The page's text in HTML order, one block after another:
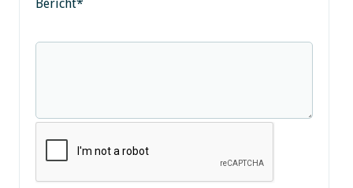
Bericht*